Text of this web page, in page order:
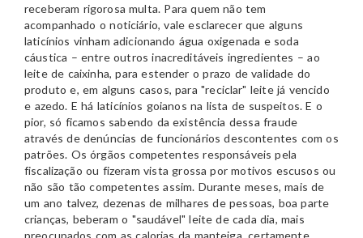
receberam rigorosa multa. Para quem não tem
acompanhado o noticiário, vale esclarecer que alguns
laticínios vinham adicionando água oxigenada e soda
cáustica – entre outros inacreditáveis ingredientes – ao
leite de caixinha, para estender o prazo de validade do
produto e, em alguns casos, para "reciclar" leite já vencido
e azedo. E há laticínios goianos na lista de suspeitos. E o
pior, só ficamos sabendo da existência dessa fraude
através de denúncias de funcionários descontentes com os
patrões. Os órgãos competentes responsáveis pela
fiscalização ou fizeram vista grossa por motivos escusos ou
não são tão competentes assim. Durante meses, mais de
um ano talvez, dezenas de milhares de pessoas, boa parte
crianças, beberam o "saudável" leite de cada dia, mais
preocupados com as calorias da manteiga, certamente.